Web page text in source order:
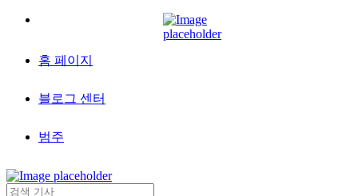
홈 페이지
블로그 센터
범주